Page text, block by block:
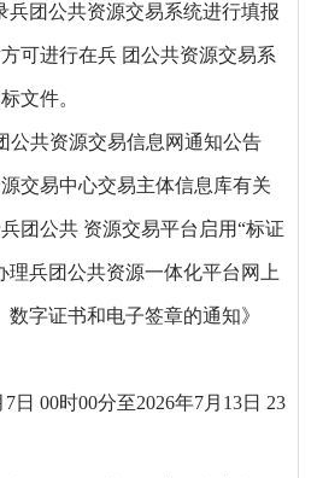
兵团公共资源交易系统进行填报
可进行在兵 团公共资源交易系
文件。
公共资源交易信息网通知公告
交易中心交易主体信息库有关
团公共 资源交易平台启用“标证
理兵团公共资源一体化平台网上
字证书和电子签章的通知》
日 00时00分至2026年7月13日 23